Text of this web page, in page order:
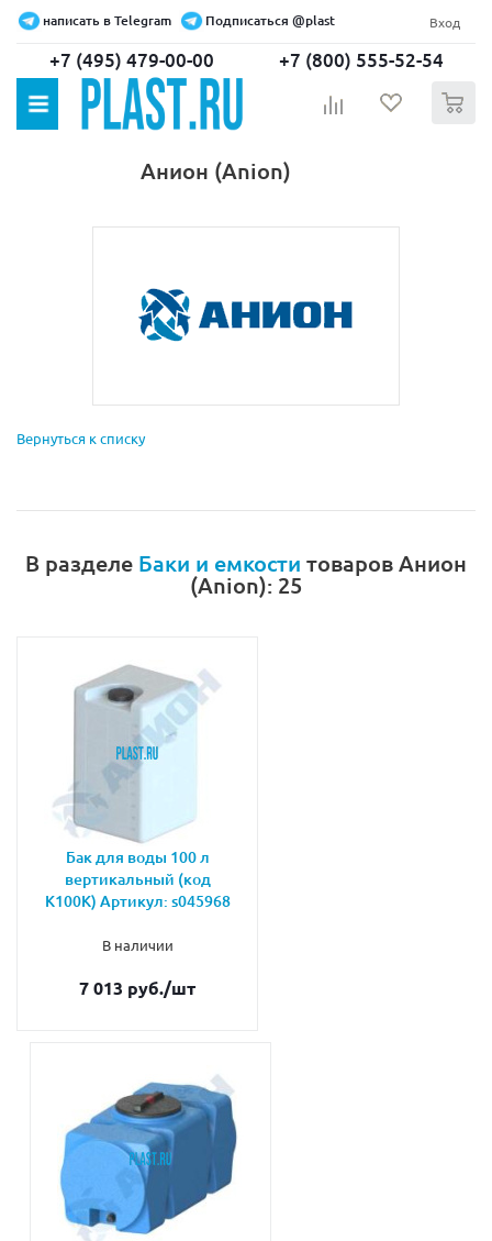
написать в Telegram Подписаться @plast Вход
+7 (495) 479-00-00 +7 (800) 555-52-54
Анион (Anion)
Вернуться к списку
В разделе Баки и емкости товаров Анион
(Anion): 25
Бак для воды 100 л
вертикальный (код
К100К) Артикул: s045968
В наличии
7 013 руб./шт